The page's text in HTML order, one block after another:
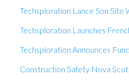
Techsploration Lance Son Site
Techsploration Launches
Techsploration Announces
Construction Safety Nova